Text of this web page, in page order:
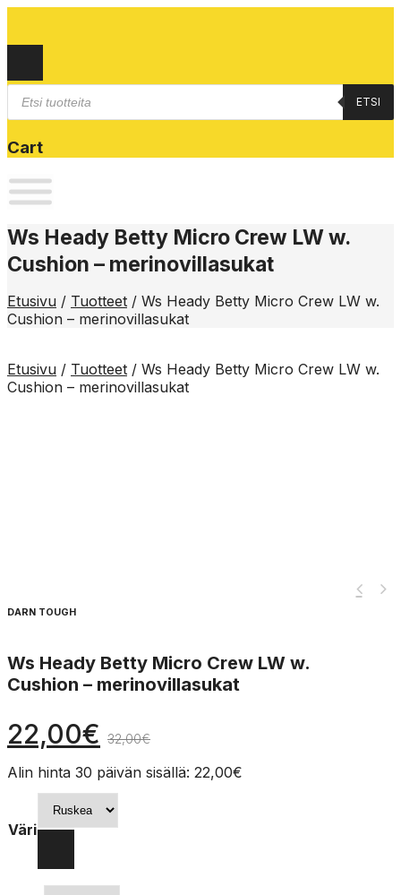
Products
search
ETSI
Cart
Ws Heady Betty Micro Crew LW w.
Cushion – merinovillasukat
Etusivu / Tuotteet / Ws Heady Betty Micro Crew LW w.
Cushion – merinovillasukat
Etusivu / Tuotteet / Ws Heady Betty Micro Crew LW w.
Cushion – merinovillasukat
DARN TOUGH
Ws Heady Betty Micro Crew LW w.
Cushion – merinovillasukat
22,00€ 32,00€
Alin hinta 30 päivän sisällä: 22,00€
Väri